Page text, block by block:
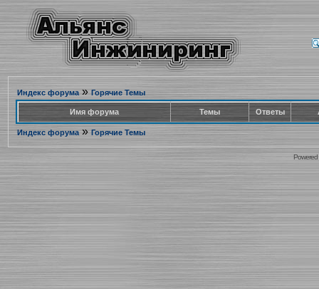
Индекс форума» Горячие Темы
Имя форума Темы Ответы
Индекс форума» Горячие Темы